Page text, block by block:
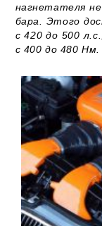
нагнетателя
бара. Этого
с 420 до 500
с 400 до 480 Нм.